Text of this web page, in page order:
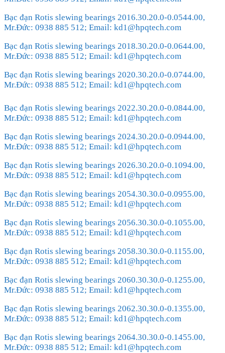
Bạc đạn Rotis slewing bearings 2016.30.20.0-0.0544.00,
Mr.Đức: 0938 885 512; Email: kd1@hpqtech.com
Bạc đạn Rotis slewing bearings 2018.30.20.0-0.0644.00,
Mr.Đức: 0938 885 512; Email: kd1@hpqtech.com
Bạc đạn Rotis slewing bearings 2020.30.20.0-0.0744.00,
Mr.Đức: 0938 885 512; Email: kd1@hpqtech.com
Bạc đạn Rotis slewing bearings 2022.30.20.0-0.0844.00,
Mr.Đức: 0938 885 512; Email: kd1@hpqtech.com
Bạc đạn Rotis slewing bearings 2024.30.20.0-0.0944.00,
Mr.Đức: 0938 885 512; Email: kd1@hpqtech.com
Bạc đạn Rotis slewing bearings 2026.30.20.0-0.1094.00,
Mr.Đức: 0938 885 512; Email: kd1@hpqtech.com
Bạc đạn Rotis slewing bearings 2054.30.30.0-0.0955.00,
Mr.Đức: 0938 885 512; Email: kd1@hpqtech.com
Bạc đạn Rotis slewing bearings 2056.30.30.0-0.1055.00,
Mr.Đức: 0938 885 512; Email: kd1@hpqtech.com
Bạc đạn Rotis slewing bearings 2058.30.30.0-0.1155.00,
Mr.Đức: 0938 885 512; Email: kd1@hpqtech.com
Bạc đạn Rotis slewing bearings 2060.30.30.0-0.1255.00,
Mr.Đức: 0938 885 512; Email: kd1@hpqtech.com
Bạc đạn Rotis slewing bearings 2062.30.30.0-0.1355.00,
Mr.Đức: 0938 885 512; Email: kd1@hpqtech.com
Bạc đạn Rotis slewing bearings 2064.30.30.0-0.1455.00,
Mr.Đức: 0938 885 512; Email: kd1@hpqtech.com